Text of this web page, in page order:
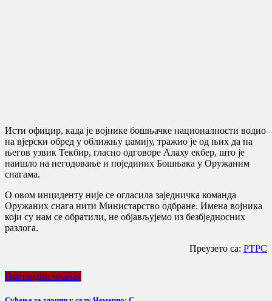
Исти официр, када је војнике бошњачке националности водио
на вјерски обред у оближњу џамију, тражио је од њих да на
његов узвик Текбир, гласно одговоре Алаху екбер, што је
наишло на негодовање и појединих Бошњака у Оружаним
снагама.
О овом инциденту није се огласила заједничка команда
Оружаних снага нити Министарство одбране. Имена војника
који су нам се обратили, не објављујемо из безбједносних
разлога.
Преузето са: РТРС
Претходни чланак